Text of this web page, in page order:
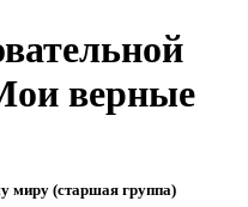
верные
миру (старшая группа)